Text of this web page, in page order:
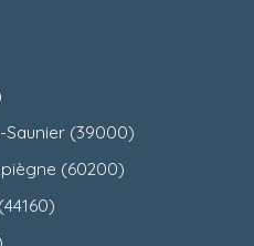
(39000)
(60200)